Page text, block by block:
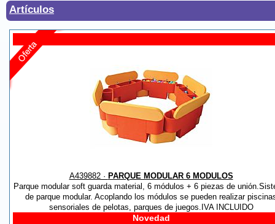
Artículos
A439882 · PARQUE MODULAR 6 MODULOS
Parque modular soft guarda material, 6 módulos + 6 piezas de
de parque modular. Acoplando los módulos se pueden realizar
sensoriales de pelotas, parques de juegos.IVA INCLUIDO
Novedad